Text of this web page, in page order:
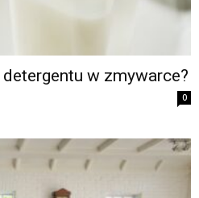
w zmywarce?
0